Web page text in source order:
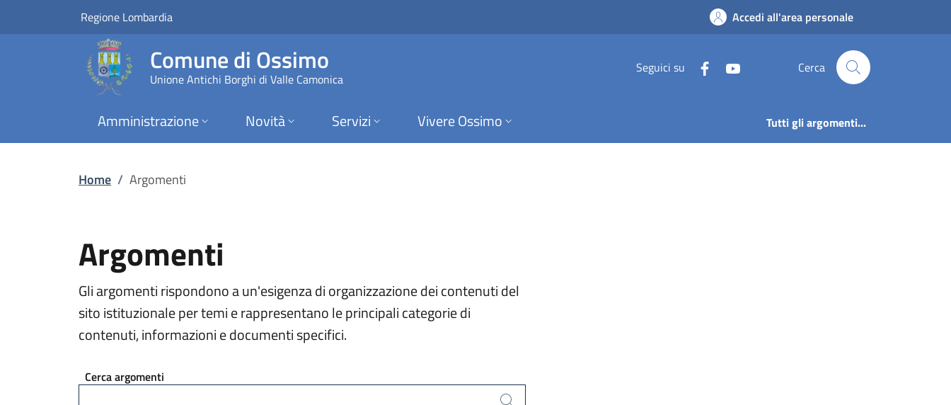
Vai al contenuto principale
Argomenti | Comune di Ossimo
Regione Lombardia Accedi all'area personale
Comune di Ossimo
Unione Antichi Borghi di Valle Camonica
Seguici su Cerca
Amministrazione Novità Servizi Vivere Ossimo Tutti gli argomenti...
Home / Argomenti
Argomenti
Gli argomenti rispondono a un'esigenza di organizzazione dei contenuti del
sito istituzionale per temi e rappresentano le principali categorie di
contenuti, informazioni e documenti specifici.
Cerca argomenti